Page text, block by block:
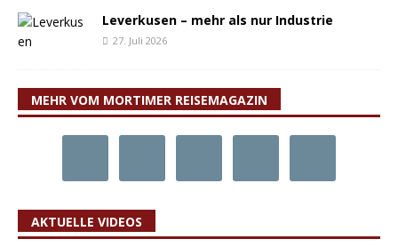
Leverkusen – mehr als nur Industrie
27. Juli 2026
MEHR VOM MORTIMER REISEMAGAZIN
AKTUELLE VIDEOS